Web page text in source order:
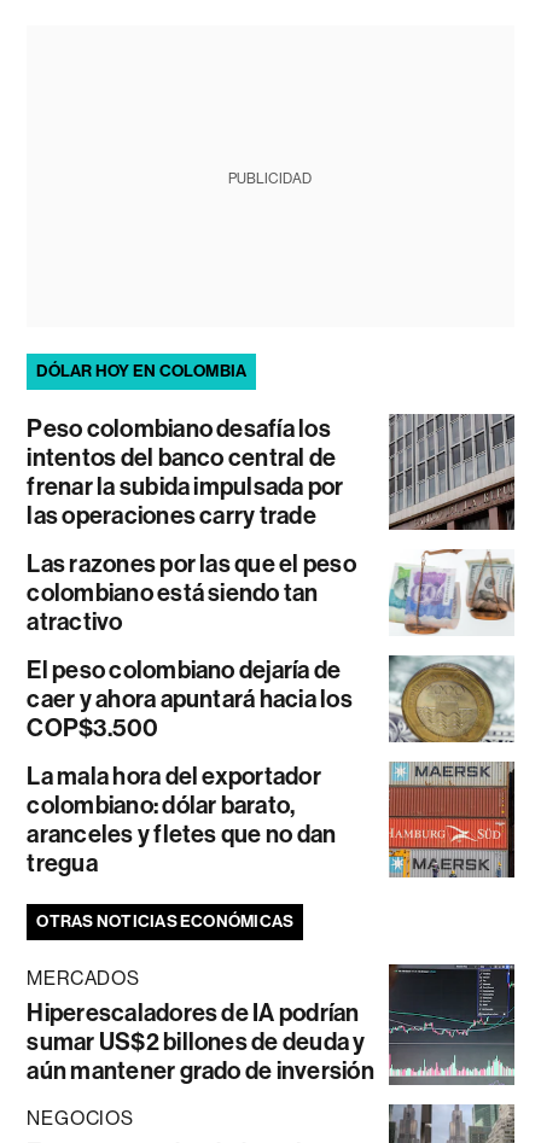
PUBLICIDAD
DÓLAR HOY EN COLOMBIA
Peso colombiano desafía los
intentos del banco central de
frenar la subida impulsada por
las operaciones carry trade
Las razones por las que el peso
colombiano está siendo tan
atractivo
El peso colombiano dejaría de
caer y ahora apuntará hacia los
COP$3.500
La mala hora del exportador
colombiano: dólar barato,
aranceles y fletes que no dan
tregua
OTRAS NOTICIAS ECONÓMICAS
MERCADOS
Hiperescaladores de IA podrían
sumar US$2 billones de deuda y
aún mantener grado de inversión
NEGOCIOS